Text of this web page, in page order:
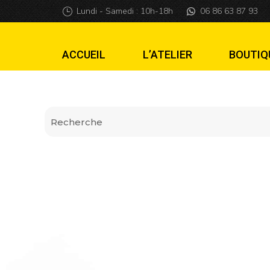
Mod Voiture
Lundi - Samedi : 10h-18h 06 86 63 87 93
ACCUEIL L’ATELIER